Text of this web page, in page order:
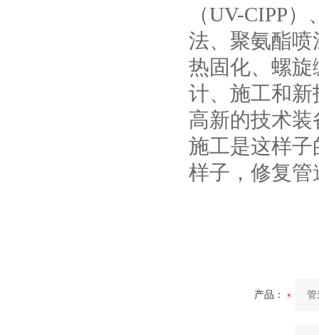
（UV-CIPP
法、聚氨酯喷
热固化、螺
计、施工和
高新的技术
施工是这样
样子，修复
产品：